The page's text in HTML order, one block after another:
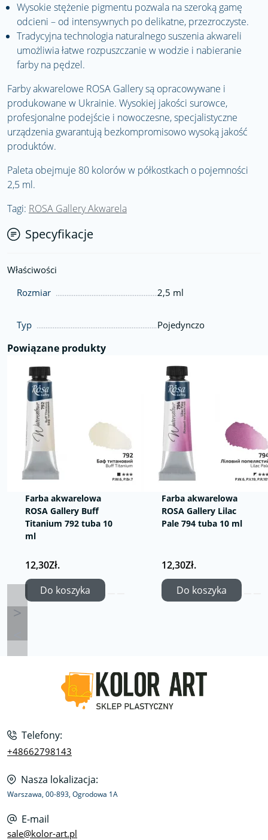
Wysokie stężenie pigmentu pozwala na szeroką gamę
odcieni – od intensywnych po delikatne, przezroczyste.
Tradycyjna technologia naturalnego suszenia akwareli
umożliwia łatwe rozpuszczanie w wodzie i nabieranie
farby na pędzel.
Farby akwarelowe ROSA Gallery są opracowywane i
produkowane w Ukrainie. Wysokiej jakości surowce,
profesjonalne podejście i nowoczesne, specjalistyczne
urządzenia gwarantują bezkompromisowo wysoką jakość
produktów.
Paleta obejmuje 80 kolorów w półkostkach o pojemności
2,5 ml.
Tagi: ROSA Gallery Akwarela
Specyfikacje
Właściwości
Rozmiar
2,5 ml
Typ Pojedynczo
Powiązane produkty
Farba akwarelowa
ROSA Gallery Buff
Titanium 792 tuba 10
ml
12,30Zł.
Do koszyka
Farba akwarelowa
ROSA Gallery Lilac
Pale 794 tuba 10 ml
12,30Zł.
Do koszyka
Telefony:
+48662798143
Nasza lokalizacja:
Warszawa, 00-893, Ogrodowa 1A
E-mail
sale@kolor-art.pl